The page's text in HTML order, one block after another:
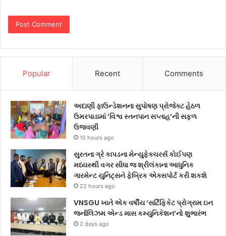
Popular Recent Comments
અદાણી ફાઉન્ડેશનના સુપોષણ પ્રોજેક્ટ હેઠળ
ઉમરપાડામાં ‘વિશ્વ સ્તનપાન સપ્તાહ’ની સફળ
ઉજવણી
10 hours ago
સુરતના ગ્રે કાપડના મેન્યુફેક્ચરર્સ કોઈપણ
મધ્યસ્થી વગર સીધા જ શ્રીલંકાના આધુનિક
ગારમેન્ટ યુનિટ્સને ફેબ્રિક એક્સપોર્ટ કરી શકશે
22 hours ago
VNSGU ખાતે એક વર્ષીય ‘સર્ટિફિકેટ પ્રોગ્રામ ઇન
જર્નાલિઝમ એન્ડ માસ કમ્યુનિકેશન’નો શુભારંભ
2 days ago